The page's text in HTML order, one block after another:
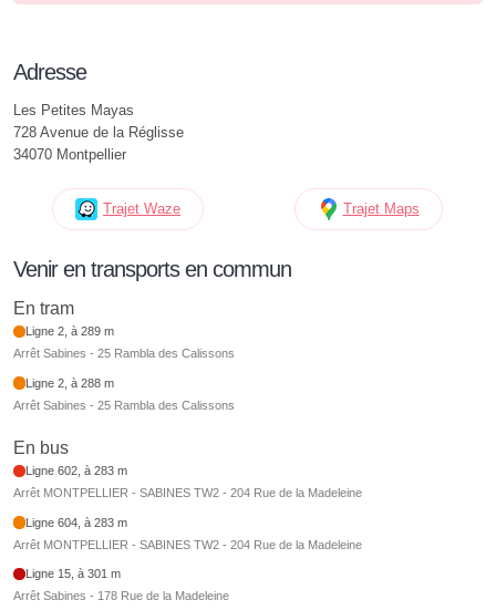
Adresse
Les Petites Mayas
728 Avenue de la Réglisse
34070 Montpellier
Trajet Waze Trajet Maps
Venir en transports en commun
En tram
Ligne 2, à 289 m
Arrêt Sabines - 25 Rambla des Calissons
Ligne 2, à 288 m
Arrêt Sabines - 25 Rambla des Calissons
En bus
Ligne 602, à 283 m
Arrêt MONTPELLIER - SABINES TW2 - 204 Rue de la Madeleine
Ligne 604, à 283 m
Arrêt MONTPELLIER - SABINES TW2 - 204 Rue de la Madeleine
Ligne 15, à 301 m
Arrêt Sabines - 178 Rue de la Madeleine